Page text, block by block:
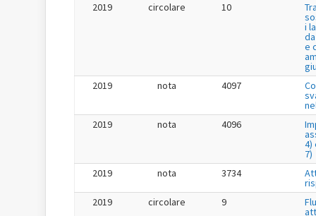
2019
circolare 10
i
e
2019
nota 4097
2019
nota 4096
4)
7)
2019
nota 3734
2019
circolare 9